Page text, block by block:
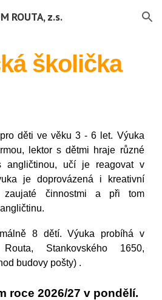
Skip to navigation
ROUTA, z.s.
školička
děti ve věku 3 - 6 let. Výuka
lektor s dětmi hraje různé
angličtinou, učí je reagovat v
je doprovázená i kreativní
činnostmi a při tom
8 dětí. Výuka probíhá v
Stankovského 1650,
budovy pošty) .
roce 2026/27 v pondělí.